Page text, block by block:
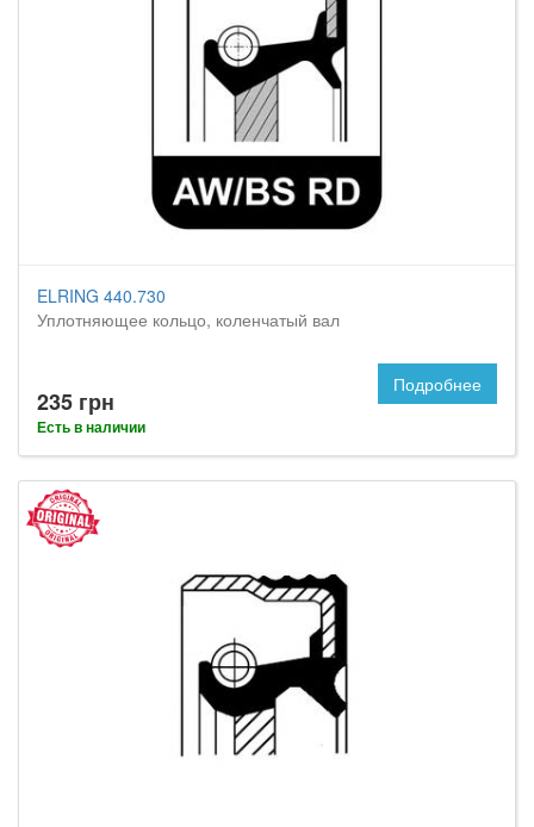
ELRING 440.730
Уплотняющее кольцо, коленчатый вал
235 грн
Есть в наличии
Подробнее